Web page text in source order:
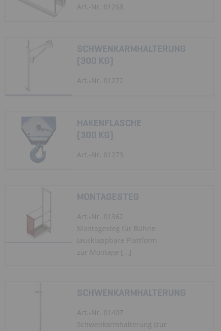
Art.-Nr. 01268
SCHWENKARMHALTERUNG
(300 KG)
Art.-Nr. 01272
HAKENFLASCHE
(300 KG)
Art.-Nr. 01273
MONTAGESTEG
Art.-Nr. 01362
Montagesteg für Bühne
(ausklappbare Plattform
zur Montage [...]
SCHWENKARMHALTERUNG
Art.-Nr. 01407
Schwenkarmhalterung (zur